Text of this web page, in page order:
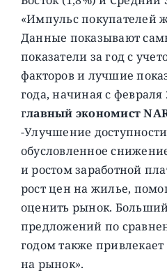
«Импульс покупателей
Данные показывают
показатели за год с
факторов и лучшие
года, начиная с февраля
главный экономист
-Улучшение
обусловленное
и ростом заработной
рост цен на жилье,
оценить рынок.
предложений по
годом также
на рынок».